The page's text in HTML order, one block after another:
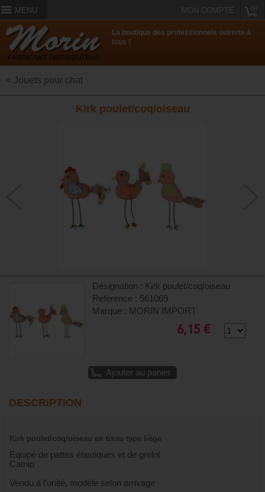
MENU MON COMPTE
La boutique des professionnels ouverte à
tous !
< Jouets pour chat
Kirk poulet/coq/oiseau
Désignation : Kirk poulet/coq/oiseau
Référence : 561069
Marque : MORIN IMPORT
6,15 €
Ajouter au panier
DESCRIPTION
Kirk poulet/coq/oiseau en tissu type liège
Equipé de pattes élastiques et de grelot
Catnip
Vendu à l’unité, modèle selon arrivage